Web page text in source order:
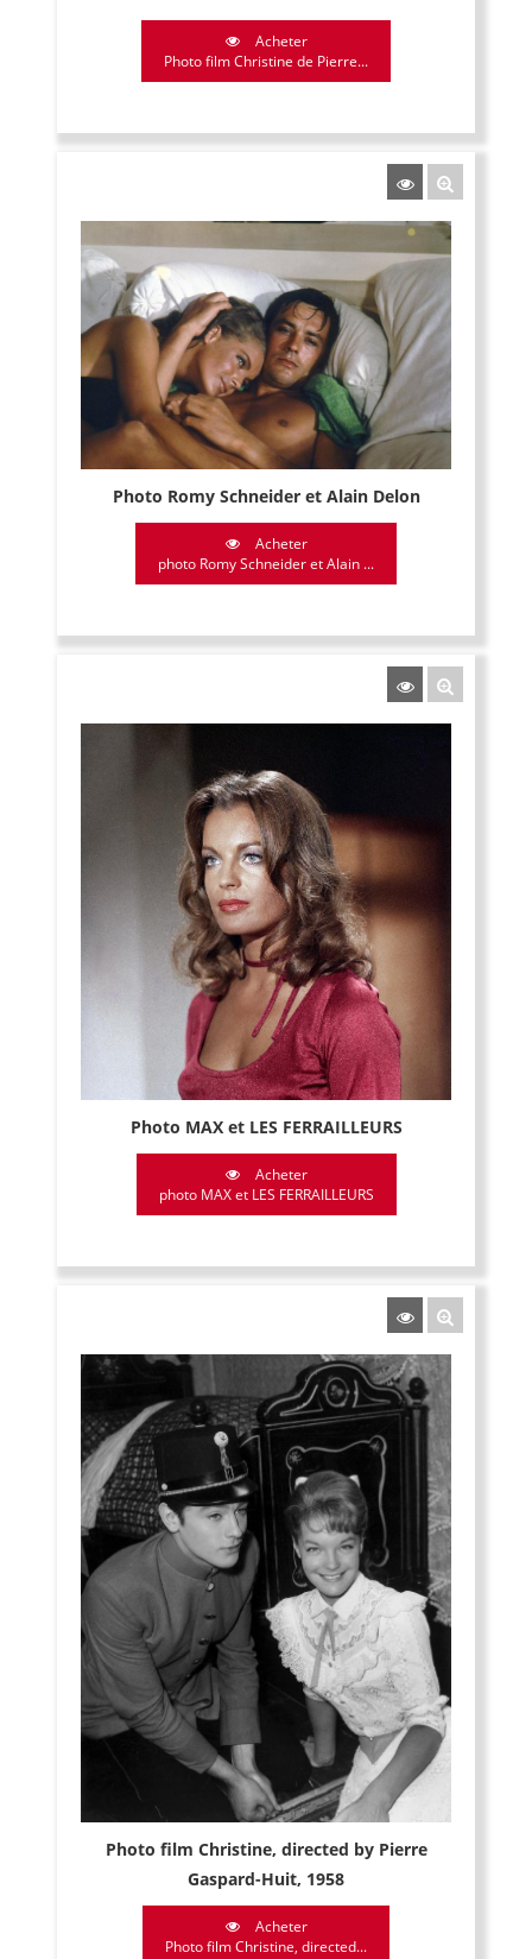
Acheter
Photo film Christine de Pierre...
Photo Romy Schneider et Alain Delon
Acheter
photo Romy Schneider et Alain ...
Photo MAX et LES FERRAILLEURS
Acheter
photo MAX et LES FERRAILLEURS
Photo film Christine, directed by Pierre
Gaspard-Huit, 1958
Acheter
Photo film Christine, directed...